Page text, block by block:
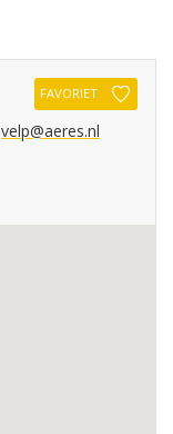
FAVORIET
velp@aeres.nl